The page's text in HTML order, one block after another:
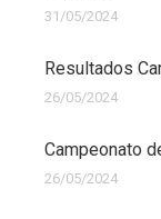
31/05/2024
Resultados
26/05/2024
Campeonato
26/05/2024